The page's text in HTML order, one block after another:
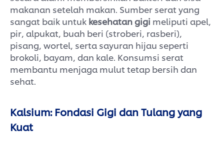
makanan setelah makan. Sumber serat yang
sangat baik untuk kesehatan gigi meliputi apel,
pir, alpukat, buah beri (stroberi, rasberi),
pisang, wortel, serta sayuran hijau seperti
brokoli, bayam, dan kale. Konsumsi serat
membantu menjaga mulut tetap bersih dan
sehat.
Kalsium: Fondasi Gigi dan Tulang yang
Kuat